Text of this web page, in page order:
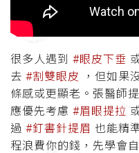
很多人遇到 #眼皮下垂
去 #割雙眼皮
，但如果
條感或更顯老。張醫師
應優先考慮 #眉眼提拉
過 #釘書針提眉 也能精
程浪費你的錢，先學會